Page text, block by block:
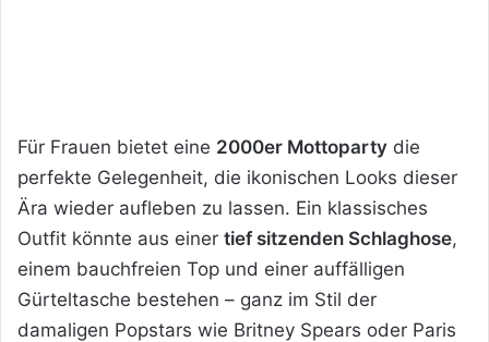
Für Frauen bietet eine 2000er Mottoparty die
perfekte Gelegenheit, die ikonischen Looks dieser
Ära wieder aufleben zu lassen. Ein klassisches
Outfit könnte aus einer tief sitzenden Schlaghose,
einem bauchfreien Top und einer auffälligen
Gürteltasche bestehen – ganz im Stil der
damaligen Popstars wie Britney Spears oder Paris